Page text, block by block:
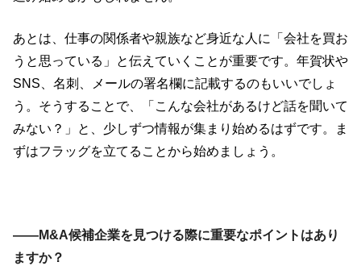
あとは、仕事の関係者や親族など身近な人に「会社を買お
うと思っている」と伝えていくことが重要です。年賀状や
SNS、名刺、メールの署名欄に記載するのもいいでしょ
う。そうすることで、「こんな会社があるけど話を聞いて
みない？」と、少しずつ情報が集まり始めるはずです。ま
ずはフラッグを立てることから始めましょう。
――M&A候補企業を見つける際に重要なポイントはあり
ますか？